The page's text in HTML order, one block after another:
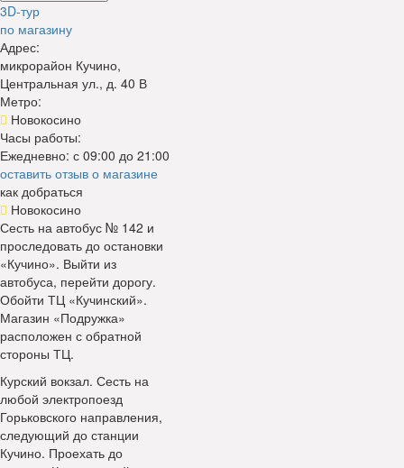
3D-тур
по магазину
Адрес:
микрорайон Кучино,
Центральная ул., д. 40 В
Метро:
Новокосино
Часы работы:
Ежедневно: с 09:00 до 21:00
оставить отзыв о магазине
как добраться
Новокосино
Сесть на автобус № 142 и
проследовать до остановки
«Кучино». Выйти из
автобуса, перейти дорогу.
Обойти ТЦ «Кучинский».
Магазин «Подружка»
расположен с обратной
стороны ТЦ.
Курский вокзал. Сесть на
любой электропоезд
Горьковского направления,
следующий до станции
Кучино. Проехать до